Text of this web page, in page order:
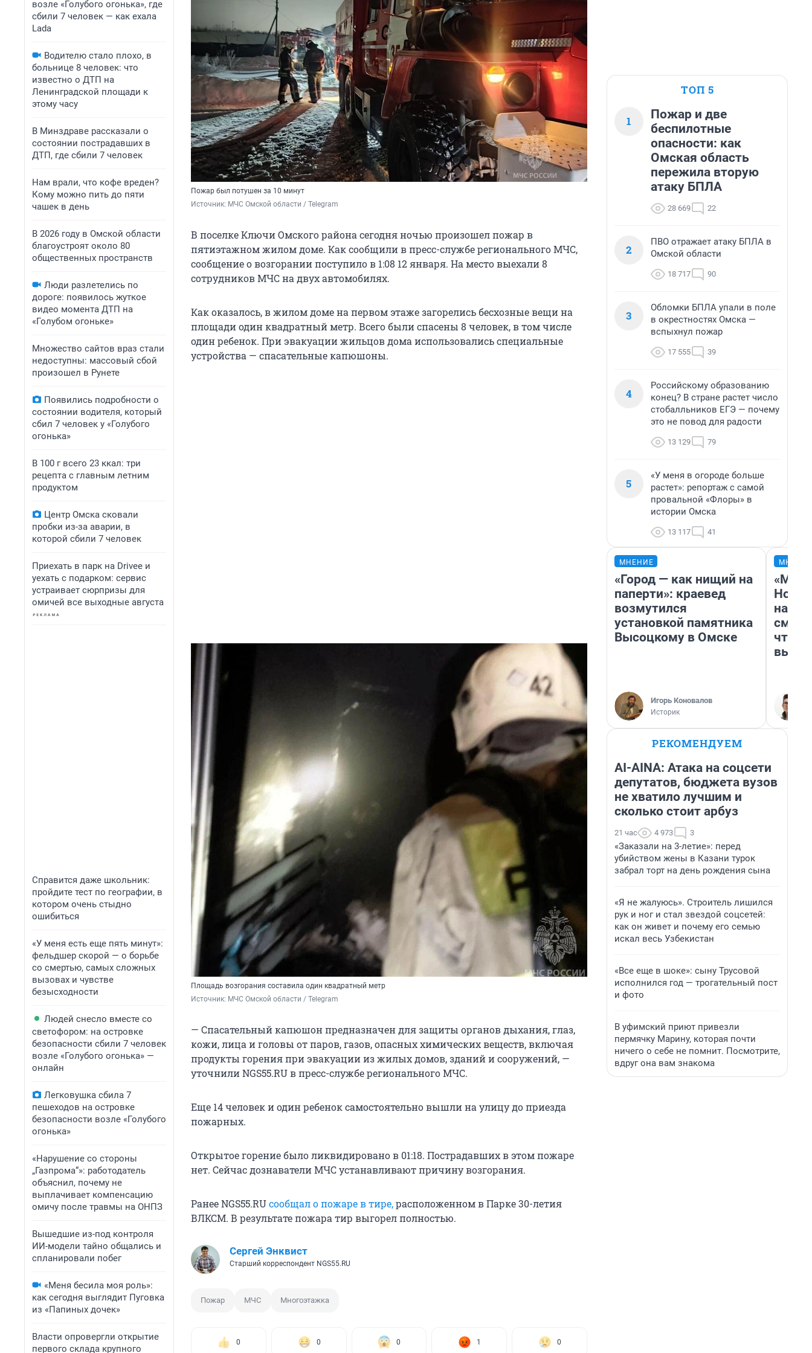
возле «Голубого огонька», где
сбили 7 человек — как ехала
Lada
Водителю стало плохо, в
больнице 8 человек: что
известно о ДТП на
Ленинградской площади к
этому часу
В Минздраве рассказали о
состоянии пострадавших в
ДТП, где сбили 7 человек
Нам врали, что кофе вреден?
Кому можно пить до пяти
чашек в день
В 2026 году в Омской области
благоустроят около 80
общественных пространств
Люди разлетелись по
дороге: появилось жуткое
видео момента ДТП на
«Голубом огоньке»
Множество сайтов враз стали
недоступны: массовый сбой
произошел в Рунете
Появились подробности о
состоянии водителя, который
сбил 7 человек у «Голубого
огонька»
В 100 г всего 23 ккал: три
рецепта с главным летним
продуктом
Центр Омска сковали
пробки из-за аварии, в
которой сбили 7 человек
Приехать в парк на Drivee и
уехать с подарком: сервис
устраивает сюрпризы для
омичей все выходные августа
Справится даже школьник:
пройдите тест по географии, в
котором очень стыдно
ошибиться
«У меня есть еще пять минут»:
фельдшер скорой — о борьбе
со смертью, самых сложных
вызовах и чувстве
безысходности
Людей снесло вместе со
светофором: на островке
безопасности сбили 7 человек
возле «Голубого огонька» —
онлайн
Легковушка сбила 7
пешеходов на островке
безопасности возле «Голубого
огонька»
«Нарушение со стороны
„Газпрома“»: работодатель
объяснил, почему не
выплачивает компенсацию
омичу после травмы на ОНПЗ
Вышедшие из-под контроля
ИИ-модели тайно общались и
спланировали побег
«Меня бесила моя роль»:
как сегодня выглядит Пуговка
из «Папиных дочек»
Власти опровергли открытие
первого склада крупного
Пожар был потушен за 10 минут
Источник: МЧС Омской области / Telegram
В поселке Ключи Омского района сегодня ночью произошел пожар в
пятиэтажном жилом доме. Как сообщили в пресс-службе регионального МЧС,
сообщение о возгорании поступило в 1:08 12 января. На место выехали 8
сотрудников МЧС на двух автомобилях.
Как оказалось, в жилом доме на первом этаже загорелись бесхозные вещи на
площади один квадратный метр. Всего были спасены 8 человек, в том числе
один ребенок. При эвакуации жильцов дома использовались специальные
устройства — спасательные капюшоны.
Площадь возгорания составила один квадратный метр
Источник: МЧС Омской области / Telegram
— Спасательный капюшон предназначен для защиты органов дыхания, глаз,
кожи, лица и головы от паров, газов, опасных химических веществ, включая
продукты горения при эвакуации из жилых домов, зданий и сооружений, —
уточнили NGS55.RU в пресс-службе регионального МЧС.
Еще 14 человек и один ребенок самостоятельно вышли на улицу до приезда
пожарных.
Открытое горение было ликвидировано в 01:18. Пострадавших в этом пожаре
нет. Сейчас дознаватели МЧС устанавливают причину возгорания.
Ранее NGS55.RUсообщал о пожаре в тире,расположенном в Парке 30-летия
ВЛКСМ. В результате пожара тир выгорел полностью.
Сергей Энквист
Старший корреспондент NGS55.RU
Пожар МЧС Многоэтажка
0 0 0 1 0
ТОП 5
1
Пожар и две
беспилотные
опасности: как
Омская область
пережила вторую
атаку БПЛА
28 669 22
2
ПВО отражает атаку БПЛА в
Омской области
18 717 90
3
Обломки БПЛА упали в поле
в окрестностях Омска —
вспыхнул пожар
17 555 39
4
Российскому образованию
конец? В стране растет число
стобалльников ЕГЭ — почему
это не повод для радости
13 129 79
5
«У меня в огороде больше
растет»: репортаж с самой
провальной «Флоры» в
истории Омска
13 117 41
МНЕНИЕ
«Город — как нищий на
паперти»: краевед
возмутился
установкой памятника
Высоцкому в Омске
Игорь Коновалов
Историк
«Мы
РЕКОМЕНДУЕМ
AI-AINA: Атака на соцсети
депутатов, бюджета вузов
не хватило лучшим и
сколько стоит арбуз
21 час 4 973 3
«Заказали на 3-летие»: перед
убийством жены в Казани турок
забрал торт на день рождения сына
«Я не жалуюсь». Строитель лишился
рук и ног и стал звездой соцсетей:
как он живет и почему его семью
искал весь Узбекистан
«Все еще в шоке»: сыну Трусовой
исполнился год — трогательный пост
и фото
В уфимский приют привезли
пермячку Марину, которая почти
ничего о себе не помнит. Посмотрите,
вдруг она вам знакома